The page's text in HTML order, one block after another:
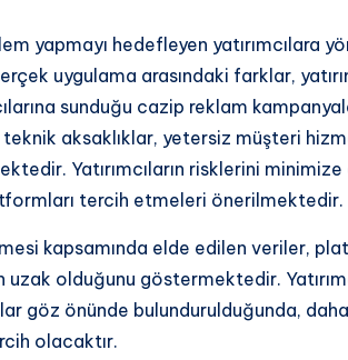
yapmayı hedefleyen yatırımcılara
uygulama arasındaki farklar,
sunduğu cazip reklam
aksaklıklar, yetersiz müşteri
Yatırımcıların risklerini
tercih etmeleri önerilmektedir.
kapsamında elde edilen veriler,
olduğunu göstermektedir.
göz önünde bulundurulduğunda,
olacaktır.